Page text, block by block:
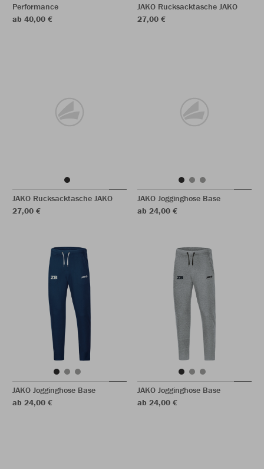
Performance
ab 40,00 €
JAKO Rucksacktasche JAKO
27,00 €
JAKO Rucksacktasche JAKO
27,00 €
JAKO Jogginghose Base
ab 24,00 €
JAKO Jogginghose Base
ab 24,00 €
JAKO Jogginghose Base
ab 24,00 €